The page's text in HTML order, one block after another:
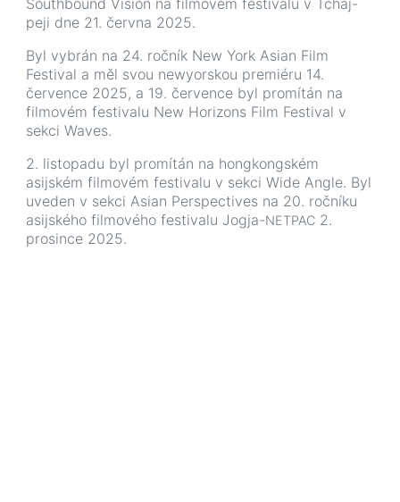
peji dne 21. června 2025.
Byl vybrán na 24. ročník New York Asian Film
Festival a měl svou newyorskou premiéru 14.
července 2025, a 19. července byl promítán na
filmovém festivalu New Horizons Film Festival v
sekci Waves.
2. listopadu byl promítán na hongkongském
asijském filmovém festivalu v sekci Wide Angle. Byl
uveden v sekci Asian Perspectives na 20. ročníku
asijského filmového festivalu Jogja-NETPAC 2.
prosince 2025.